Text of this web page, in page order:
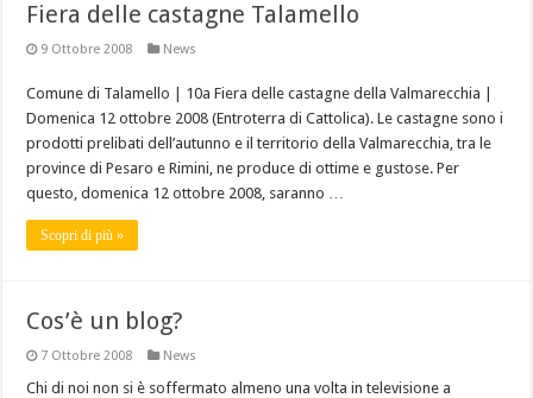
Fiera delle castagne Talamello
9 Ottobre 2008 News
Comune di Talamello | 10a Fiera delle castagne della Valmarecchia |
Domenica 12 ottobre 2008 (Entroterra di Cattolica). Le castagne sono i
prodotti prelibati dell’autunno e il territorio della Valmarecchia, tra le
province di Pesaro e Rimini, ne produce di ottime e gustose. Per
questo, domenica 12 ottobre 2008, saranno …
Scopri di più »
Cos’è un blog?
7 Ottobre 2008 News
Chi di noi non si è soffermato almeno una volta in televisione a